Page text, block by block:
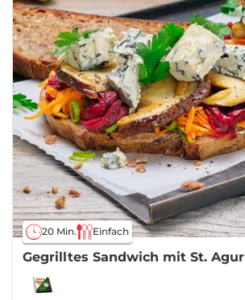
20 Min. Einfach
Gegrilltes Sandwich mit St. Agur